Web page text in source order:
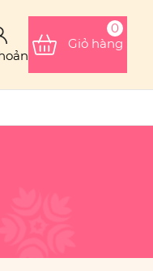
0
Giỏ hàng